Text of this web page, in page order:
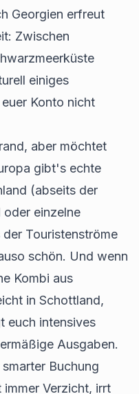
Georgien erfreut
Zwischen
einiges
Konto nicht
aber möchtet
gibt's echte
(abseits der
einzelne
Touristenströme
schön. Und wenn
Kombi aus
in Schottland,
euch intensives
Ausgaben.
Buchung
Verzicht, irrt